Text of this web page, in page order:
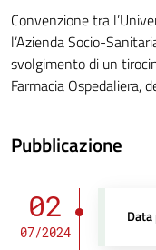
Convenzione tra
l’Azienda Socio-
svolgimento di un
Farmacia Ospedaliera,
Pubblicazione
02
07/2024